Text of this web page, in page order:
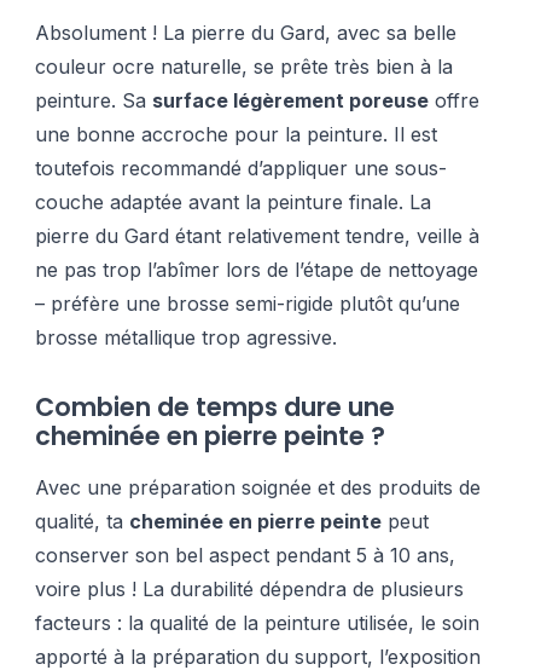
Absolument ! La pierre du Gard, avec sa belle
couleur ocre naturelle, se prête très bien à la
peinture. Sa surface légèrement poreuse offre
une bonne accroche pour la peinture. Il est
toutefois recommandé d’appliquer une sous-
couche adaptée avant la peinture finale. La
pierre du Gard étant relativement tendre, veille à
ne pas trop l’abîmer lors de l’étape de nettoyage
– préfère une brosse semi-rigide plutôt qu’une
brosse métallique trop agressive.
Combien de temps dure une
cheminée en pierre peinte ?
Avec une préparation soignée et des produits de
qualité, ta cheminée en pierre peinte peut
conserver son bel aspect pendant 5 à 10 ans,
voire plus ! La durabilité dépendra de plusieurs
facteurs : la qualité de la peinture utilisée, le soin
apporté à la préparation du support, l’exposition